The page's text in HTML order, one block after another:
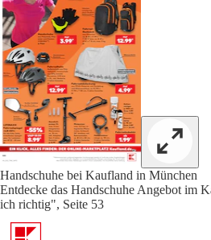
Handschuhe bei Kaufland in München
Entdecke das Handschuhe Angebot im
ich richtig", Seite 53